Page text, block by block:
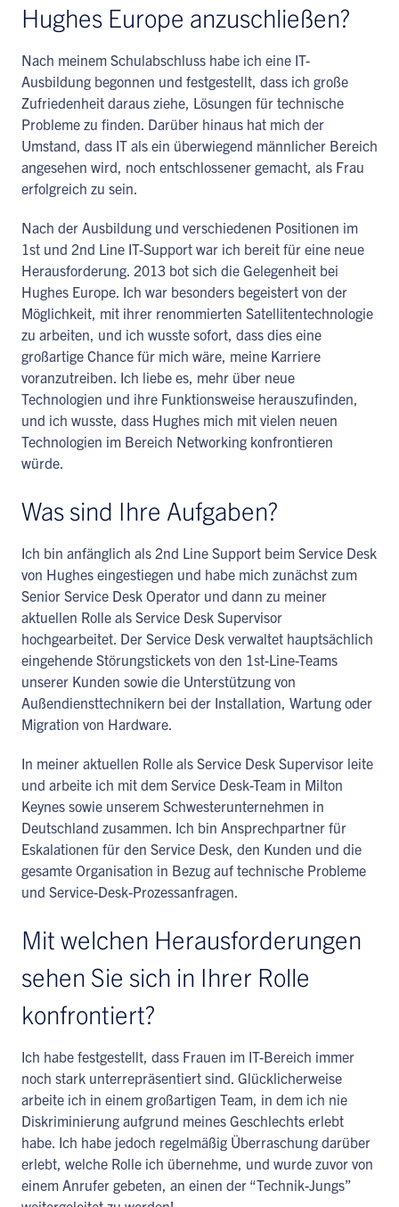
Hughes Europe anzuschließen?
Nach meinem Schulabschluss habe ich eine IT-
Ausbildung begonnen und festgestellt, dass ich große
Zufriedenheit daraus ziehe, Lösungen für technische
Probleme zu finden. Darüber hinaus hat mich der
Umstand, dass IT als ein überwiegend männlicher Bereich
angesehen wird, noch entschlossener gemacht, als Frau
erfolgreich zu sein.
Nach der Ausbildung und verschiedenen Positionen im
1st und 2nd Line IT-Support war ich bereit für eine neue
Herausforderung. 2013 bot sich die Gelegenheit bei
Hughes Europe. Ich war besonders begeistert von der
Möglichkeit, mit ihrer renommierten Satellitentechnologie
zu arbeiten, und ich wusste sofort, dass dies eine
großartige Chance für mich wäre, meine Karriere
voranzutreiben. Ich liebe es, mehr über neue
Technologien und ihre Funktionsweise herauszufinden,
und ich wusste, dass Hughes mich mit vielen neuen
Technologien im Bereich Networking konfrontieren
würde.
Was sind Ihre Aufgaben?
Ich bin anfänglich als 2nd Line Support beim Service Desk
von Hughes eingestiegen und habe mich zunächst zum
Senior Service Desk Operator und dann zu meiner
aktuellen Rolle als Service Desk Supervisor
hochgearbeitet. Der Service Desk verwaltet hauptsächlich
eingehende Störungstickets von den 1st-Line-Teams
unserer Kunden sowie die Unterstützung von
Außendiensttechnikern bei der Installation, Wartung oder
Migration von Hardware.
In meiner aktuellen Rolle als Service Desk Supervisor leite
und arbeite ich mit dem Service Desk-Team in Milton
Keynes sowie unserem Schwesterunternehmen in
Deutschland zusammen. Ich bin Ansprechpartner für
Eskalationen für den Service Desk, den Kunden und die
gesamte Organisation in Bezug auf technische Probleme
und Service-Desk-Prozessanfragen.
Mit welchen Herausforderungen
sehen Sie sich in Ihrer Rolle
konfrontiert?
Ich habe festgestellt, dass Frauen im IT-Bereich immer
noch stark unterrepräsentiert sind. Glücklicherweise
arbeite ich in einem großartigen Team, in dem ich nie
Diskriminierung aufgrund meines Geschlechts erlebt
habe. Ich habe jedoch regelmäßig Überraschung darüber
erlebt, welche Rolle ich übernehme, und wurde zuvor von
einem Anrufer gebeten, an einen der “Technik-Jungs”